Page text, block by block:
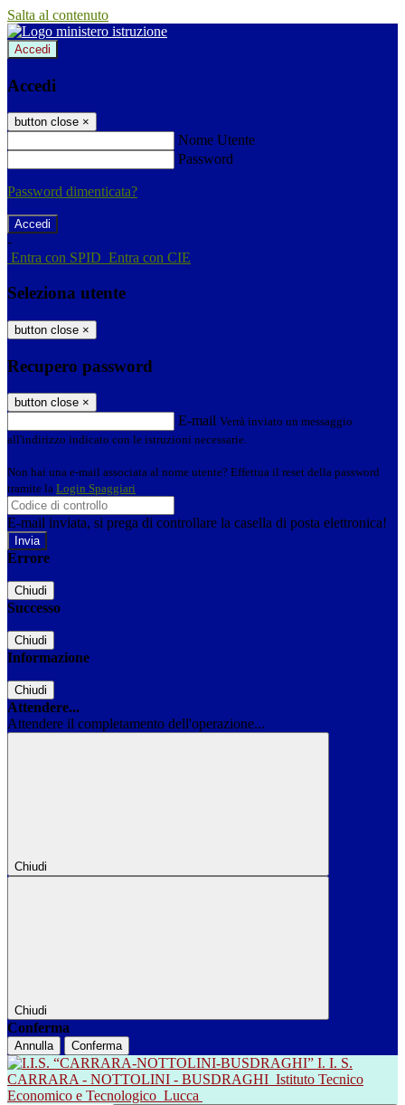
Salta al contenuto
Accedi
Accedi
button close ×
Nome Utente
Password
Password dimenticata?
-
Entra con SPID Entra con CIE
Seleziona utente
button close ×
Recupero password
button close ×
E-mail Verrà inviato un messaggio
all'indirizzo indicato con le istruzioni necessarie.
Non hai una e-mail associata al nome utente? Effettua il reset della password
tramite la Login Spaggiari
E-mail inviata, si prega di controllare la casella di posta elettronica!
Errore
Chiudi
Successo
Chiudi
Informazione
Chiudi
Attendere...
Attendere il completamento dell'operazione...
Chiudi
Chiudi
Conferma
Annulla Conferma
I. I. S.
CARRARA - NOTTOLINI - BUSDRAGHI Istituto Tecnico
Economico e Tecnologico Lucca